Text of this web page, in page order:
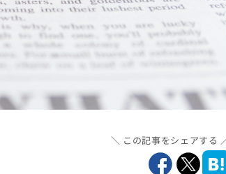
この記事をシェアする